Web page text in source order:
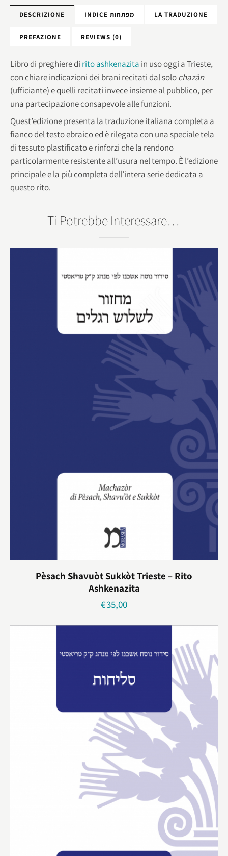
DESCRIZIONE INDICE מפתחות LA TRADUZIONE
PREFAZIONE REVIEWS (0)
Libro di preghiere di rito ashkenazita in uso oggi a Trieste,
con chiare indicazioni dei brani recitati dal solochazàn
(ufficiante) e quelli recitati invece insieme al pubblico, per
una partecipazione consapevole alle funzioni.
Quest’edizione presenta la traduzione italiana completa a
fianco del testo ebraico ed è rilegata con una speciale tela
di tessuto plastificato e rinforzi che la rendono
particolarmente resistente all’usura nel tempo. È l’edizione
principale e la più completa dell’intera serie dedicata a
questo rito.
Ti Potrebbe Interessare…
Pèsach Shavuòt Sukkòt Trieste – Rito
Ashkenazita
€35,00